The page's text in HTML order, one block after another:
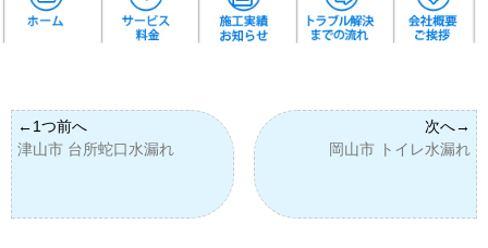
津山市 台所蛇口水漏れ 岡山市 トイレ水漏れ